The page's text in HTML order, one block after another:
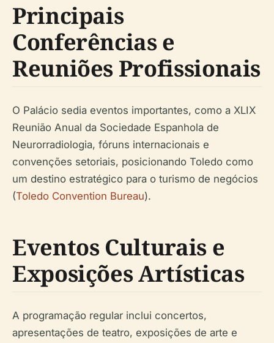
Principais
Conferências e
Reuniões Profissionais
O Palácio sedia eventos importantes, como a XLIX
Reunião Anual da Sociedade Espanhola de
Neurorradiologia, fóruns internacionais e
convenções setoriais, posicionando Toledo como
um destino estratégico para o turismo de negócios
(Toledo Convention Bureau).
Eventos Culturais e
Exposições Artísticas
A programação regular inclui concertos,
apresentações de teatro, exposições de arte e